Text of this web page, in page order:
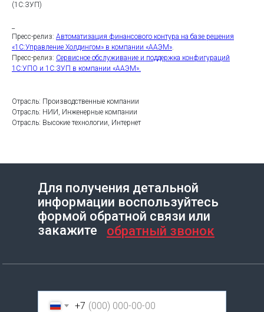
(1С:ЗУП)
Пресс-релиз: Автоматизация финансового контура на базе решения
«1С:Управление Холдингом» в компании «ААЭМ».
Пресс-релиз: Сервисное обслуживание и поддержка конфигураций
1С:УПО и 1С:ЗУП в компании «ААЭМ».
Отрасль: Производственные компании
Отрасль: НИИ, Инженерные компании
Отрасль: Высокие технологии, Интернет
Создание сайта на ТильдеLeto.Website
Для получения детальной
информации воспользуйтесь
формой обратной связи или
закажите
обратный звонок
+7